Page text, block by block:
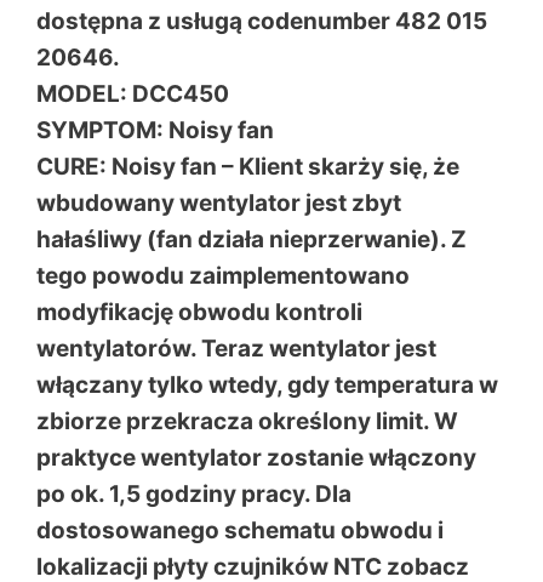
dostępna z usługą codenumber 482 015
20646.
MODEL: DCC450
SYMPTOM: Noisy fan
CURE: Noisy fan – Klient skarży się, że
wbudowany wentylator jest zbyt
hałaśliwy (fan działa nieprzerwanie). Z
tego powodu zaimplementowano
modyfikację obwodu kontroli
wentylatorów. Teraz wentylator jest
włączany tylko wtedy, gdy temperatura w
zbiorze przekracza określony limit. W
praktyce wentylator zostanie włączony
po ok. 1,5 godziny pracy. Dla
dostosowanego schematu obwodu i
lokalizacji płyty czujników NTC zobacz